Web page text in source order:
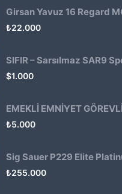
Girsan Yavuz 16 Regard
₺22.000
SIFIR – Sarsılmaz SAR9
$1.000
₺5.000
Sig Sauer P229 Elite
₺255.000